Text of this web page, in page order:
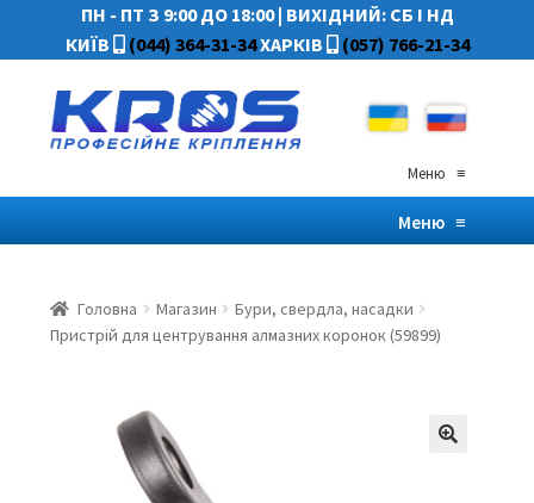
ПН - ПТ З 9:00 ДО 18:00| ВИХІДНИЙ: СБ І НД
КИЇВ
(044) 364-31-34ХАРКІВ (057) 766-21-34
Меню≡
Меню≡
Головна Магазин
Бури, свердла, насадки
Пристрій для центрування алмазних коронок (59899)